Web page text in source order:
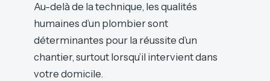
Au-delà de la technique, les qualités
humaines d’un plombier sont
déterminantes pour la réussite d’un
chantier, surtout lorsqu’il intervient dans
votre domicile.